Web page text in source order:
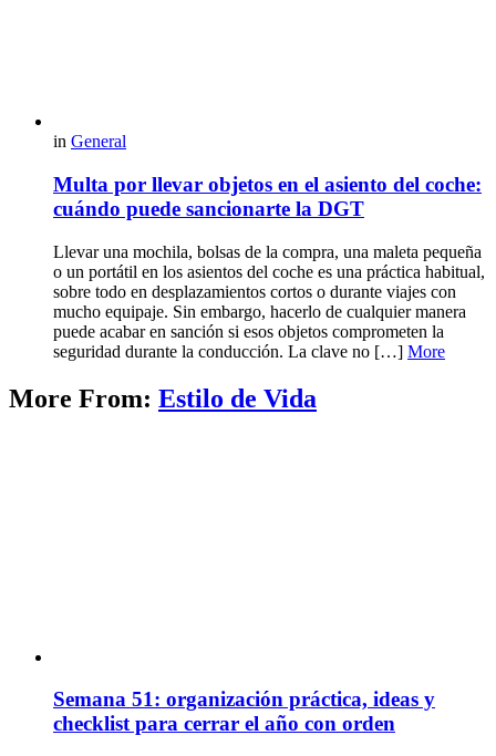
in General
Multa por llevar objetos en el asiento del coche:
cuándo puede sancionarte la DGT
Llevar una mochila, bolsas de la compra, una maleta pequeña
o un portátil en los asientos del coche es una práctica habitual,
sobre todo en desplazamientos cortos o durante viajes con
mucho equipaje. Sin embargo, hacerlo de cualquier manera
puede acabar en sanción si esos objetos comprometen la
seguridad durante la conducción. La clave no […] More
More From: Estilo de Vida
Semana 51: organización práctica, ideas y
checklist para cerrar el año con orden